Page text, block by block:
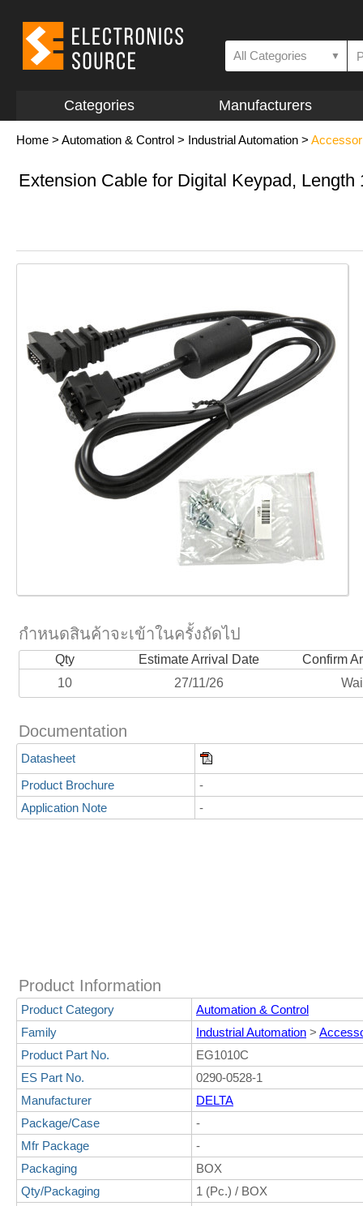
All Categories ▼
Categories Manufacturers
Home > Automation & Control > Industrial Automation >
Extension Cable for Digital Keypad, Length
กำหนดสินค้าจะเข้าในครั้งถัดไป
Qty Estimate Arrival Date
Confirm
10
27/11/26
Documentation
Datasheet
Product Brochure
-
Application Note
-
Product Information
Product Category
Automation & Control
Family
Industrial Automation >
Product Part No.
EG1010C
ES Part No.
0290-0528-1
Manufacturer
DELTA
Package/Case
-
Mfr Package
-
Packaging
BOX
Qty/Packaging
1 (Pc.) / BOX